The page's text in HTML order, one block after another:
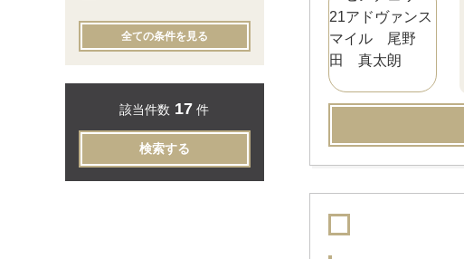
全ての条件を見る
該当件数 17 件
検索する